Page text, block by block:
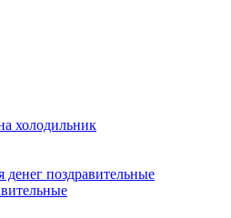
холодильник
поздравительные